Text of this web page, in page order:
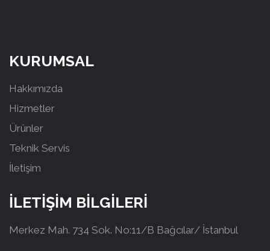
KURUMSAL
Hakkımızda
Hizmetler
Ürünler
Teknik Servis
İletişim
İLETİŞİM BİLGİLERİ
Merkez Mah. 734 Sok. No:11/B Bağcılar/ İstanbul